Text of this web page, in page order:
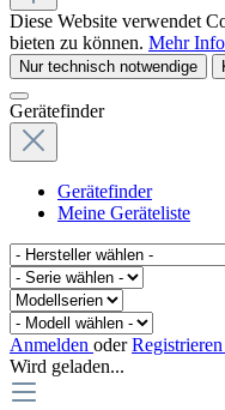
Diese Website verwendet
bieten zu können. Mehr
Nur technisch notwendige
Gerätefinder
Gerätefinder
Meine Geräteliste
Anmelden oderRegistrieren
Wird geladen...